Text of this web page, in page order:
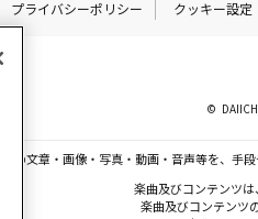
プライバシーポリシー クッキー設定
©
切の文章・画像・写真・動画・音声等を、手
楽曲及びコンテンツは
楽曲及びコンテンツ